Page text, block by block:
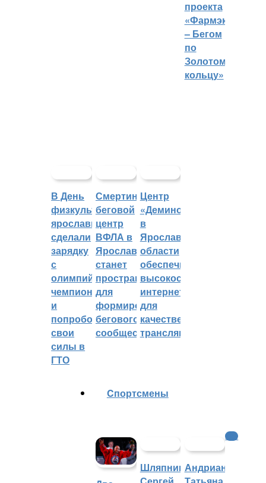
проекта
«Фармэко
– Бегом
по
Золотому
кольцу»
В День
физкультурника
ярославцы
сделали
зарядку
с
олимпийским
чемпионом
и
попробовали
свои
силы в
ГТО
Смертин:
беговой
центр
ВФЛА в
Ярославле
станет
пространством
для
формирования
бегового
сообщества
Центр
«Демино»
в
Ярославской
области
обеспечивают
высокоскоростным
интернетом
для
качественных
трансляций
Cпортсмены
ШляпниковАндрианова
КХЛ